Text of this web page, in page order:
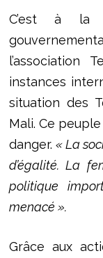
C’est à la
l’association
instances
situation des
Mali. Ce
danger. « La
d’égalité. La
politique
menacé ».
Grâce aux